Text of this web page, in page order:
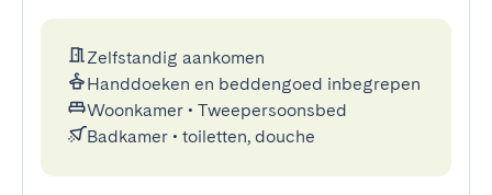
Zelfstandig aankomen
Handdoeken en beddengoed inbegrepen
Woonkamer • Tweepersoonsbed
Badkamer • toiletten, douche